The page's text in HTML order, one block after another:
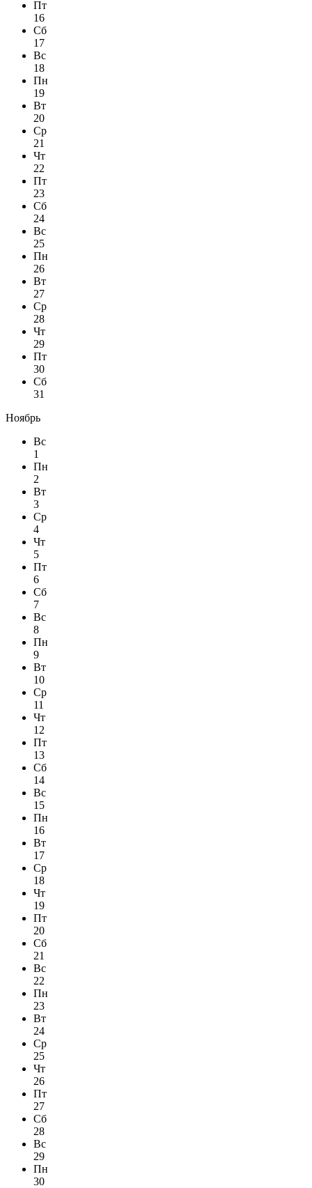
Пт
16
Сб
17
Вс
18
Пн
19
Вт
20
Ср
21
Чт
22
Пт
23
Сб
24
Вс
25
Пн
26
Вт
27
Ср
28
Чт
29
Пт
30
Сб
31
Ноябрь
Вс
1
Пн
2
Вт
3
Ср
4
Чт
5
Пт
6
Сб
7
Вс
8
Пн
9
Вт
10
Ср
11
Чт
12
Пт
13
Сб
14
Вс
15
Пн
16
Вт
17
Ср
18
Чт
19
Пт
20
Сб
21
Вс
22
Пн
23
Вт
24
Ср
25
Чт
26
Пт
27
Сб
28
Вс
29
Пн
30